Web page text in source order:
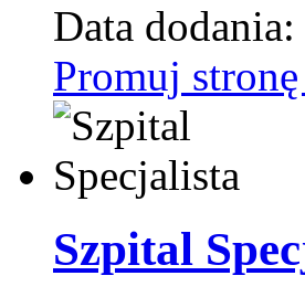
Data
Promuj
Szpital